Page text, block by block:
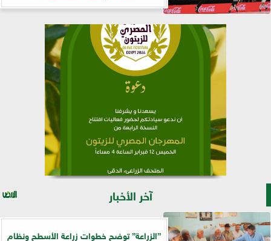
آخر الأخبار
”الزراعة” توضح خطوات زراعة الأسطح ونظام